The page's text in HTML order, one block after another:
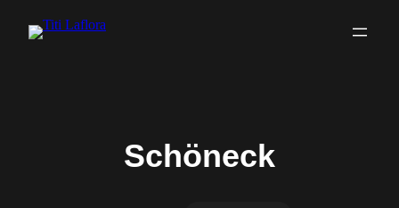
Inhalt
Schöneck